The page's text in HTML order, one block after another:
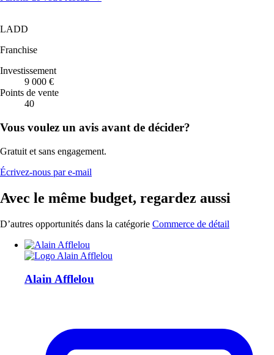
LADD
Franchise
Investissement
9 000 €
Points de vente
40
Vous voulez un avis avant de décider?
Gratuit et sans engagement.
Écrivez-nous par e-mail
Avec le même budget, regardez aussi
D’autres opportunités dans la catégorie Commerce de détail
Alain Afflelou